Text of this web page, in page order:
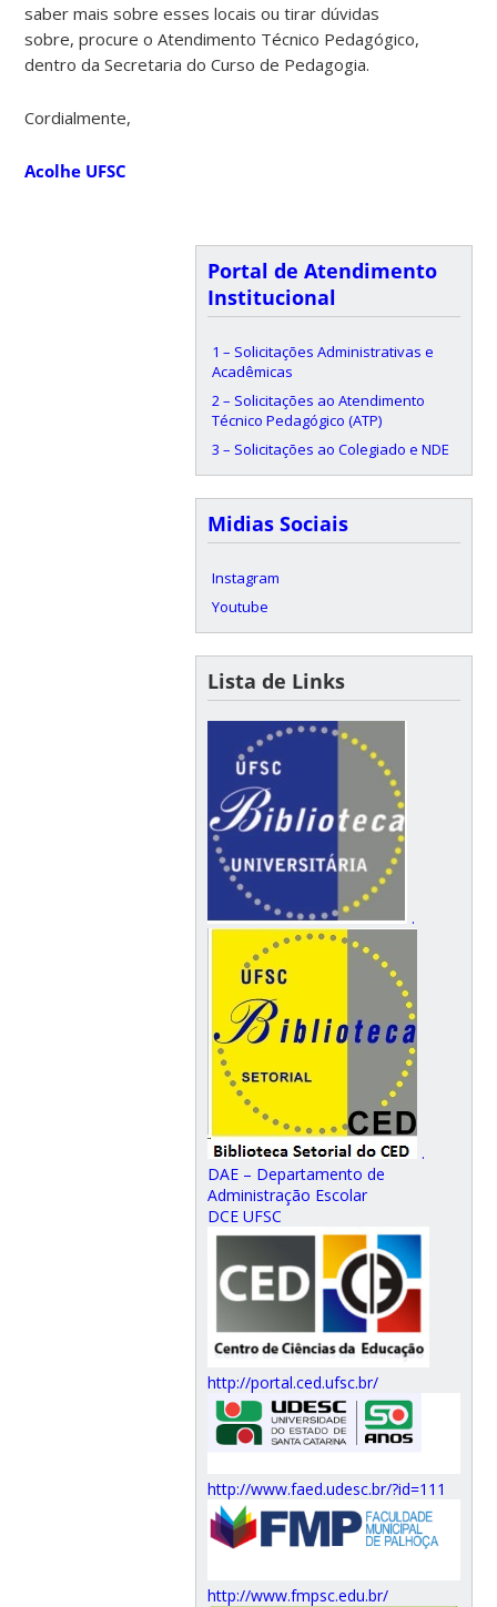
saber mais sobre esses locais ou tirar dúvidas
sobre, procure o Atendimento Técnico Pedagógico,
dentro da Secretaria do Curso de Pedagogia.
Cordialmente,
Acolhe UFSC
Portal de Atendimento
Institucional
1 – Solicitações Administrativas e
Acadêmicas
2 – Solicitações ao Atendimento
Técnico Pedagógico (ATP)
3 – Solicitações ao Colegiado e NDE
Midias Sociais
Instagram
Youtube
Lista de Links
.
.
DAE – Departamento de
Administração Escolar
DCE UFSC
http://portal.ced.ufsc.br/
http://www.faed.udesc.br/?id=111
http://www.fmpsc.edu.br/